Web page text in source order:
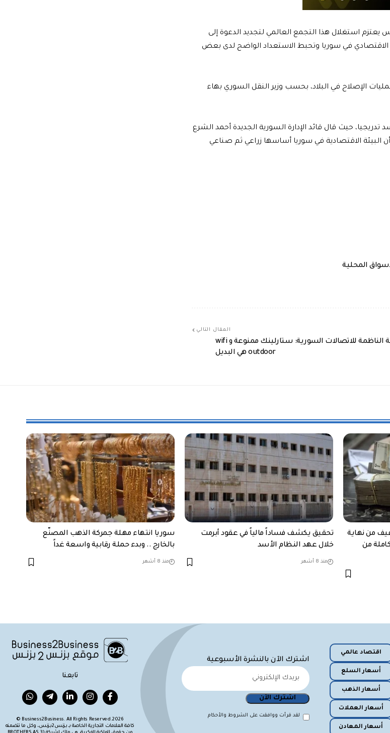
استغلال هذا التجمع العالمي لتجديد الدعوة إلى
الاقتصادي في سوريا وتحبط الاستعداد الواضح لدى بعض
الإصلاح في البلاد، بحسب وزير النقل السوري بهاء
حيث قال قائد الإدارة السورية الجديدة أحمد الشرع
البيئة الاقتصادية في سوريا أساسها زراعي ثم صناعي
المقال التالي
الهيئة الناظمة للاتصالات السورية: ستارلينك ممنوعة و wifi
outdoor هي البديل
من نهاية
من
تحقيق يكشف فساداً مالياً في عقود أبرمت
خلال عهد النظام الأسد
منذ 8 أشهر
سوريا انتهاء مهلة جمركة الذهب المصنّع
بالخارج .. وبدء حملة رقابية واسعة غداً
منذ 8 أشهر
اقتصاد عالمي
أسعار السلع
أسعار الذهب
أسعار العملات
أسعار المعادن
اشترك الآن بالنشرة الأسبوعية
لقد قرأت ووافقت على الشروط والأحكام
تابعنا
Business2Business. All Rights Reserved.2026 ©
كافة العلامات التجارية الخاصة بـ بزنس2بزنس، وكل ما تتضمنه